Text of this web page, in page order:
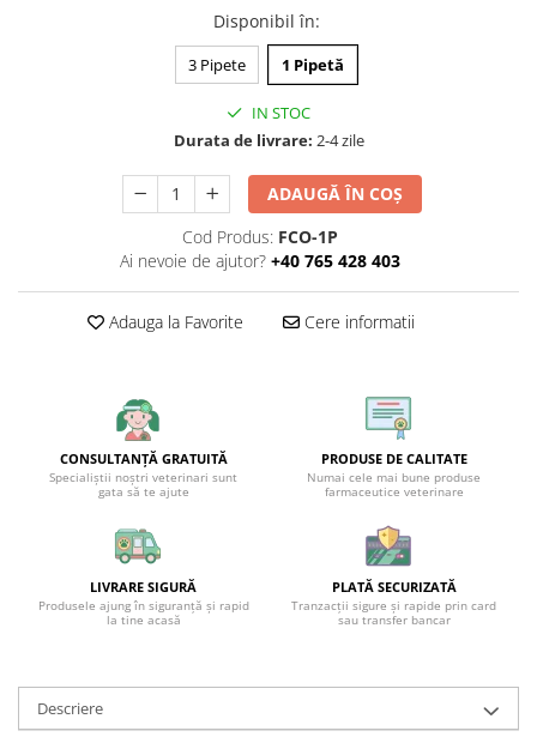
Disponibil în:
3 Pipete 1 Pipetă
IN STOC
Durata de livrare: 2-4 zile
ADAUGĂ ÎN COȘ
Cod Produs: FCO-1P
Ai nevoie de ajutor? +40 765 428 403
Adauga la Favorite Cere informatii
CONSULTANȚĂ GRATUITĂ
Specialiștii noștri veterinari sunt
gata să te ajute
PRODUSE DE CALITATE
Numai cele mai bune produse
farmaceutice veterinare
LIVRARE SIGURĂ
Produsele ajung în siguranță și rapid
la tine acasă
PLATĂ SECURIZATĂ
Tranzacții sigure și rapide prin card
sau transfer bancar
Descriere